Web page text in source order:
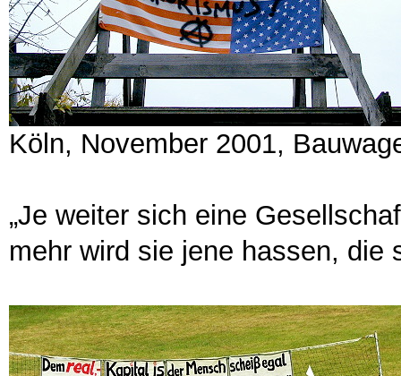
Köln, November 2001,
„Je weiter sich eine
mehr wird sie jene hassen, die